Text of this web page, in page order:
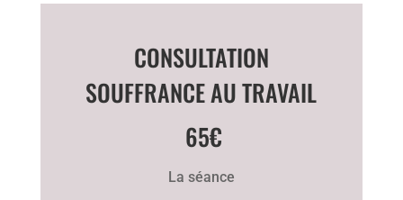
CONSULTATION
SOUFFRANCE AU TRAVAIL
65€
La séance